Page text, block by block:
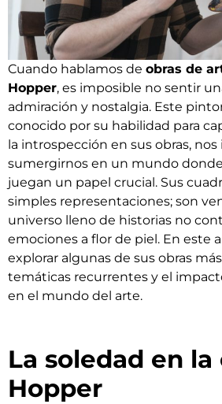
Cuando hablamos de obras de
Hopper, es imposible no sentir
admiración y nostalgia. Este
conocido por su habilidad para
la introspección en sus obras, nos
sumergirnos en un mundo donde
juegan un papel crucial. Sus
simples representaciones; son
universo lleno de historias no
emociones a flor de piel. En este
explorar algunas de sus obras
temáticas recurrentes y el
en el mundo del arte.
La soledad en la
Hopper